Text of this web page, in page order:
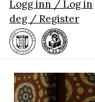
Logg inn / Log in
deg / Register